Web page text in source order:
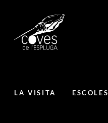
LA VISITA ESCOLES